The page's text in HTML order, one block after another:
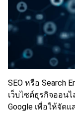
SEO หรือ Search
เว็บไซต์ธุรกิจออน
Google เพื่อให้จัด